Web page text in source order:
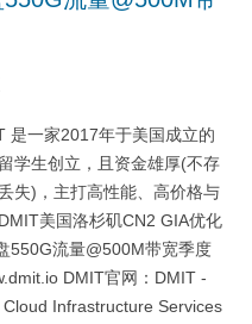
是一家2017年于美国成立的
学生创立，且资金雄厚(不存
失)，主打高性能、高价格与
美国洛杉矶CN2 GIA优化
550G流量@500M带宽季度
DMIT官网：DMIT -
Infrastructure Services